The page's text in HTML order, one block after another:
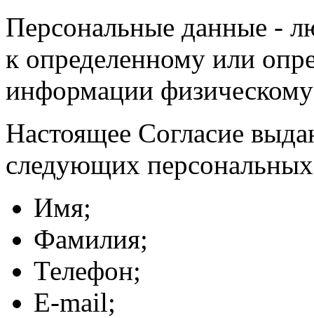
Персональные данные -
к определенному или
информации
Настоящее Согласие
следующих
Имя;
Фамилия;
Телефон;
E-mail;